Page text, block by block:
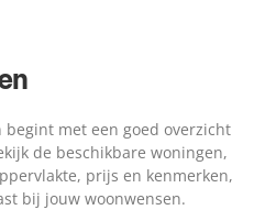
begint met een goed overzicht
de beschikbare woningen,
prijs en kenmerken,
bij jouw woonwensen.